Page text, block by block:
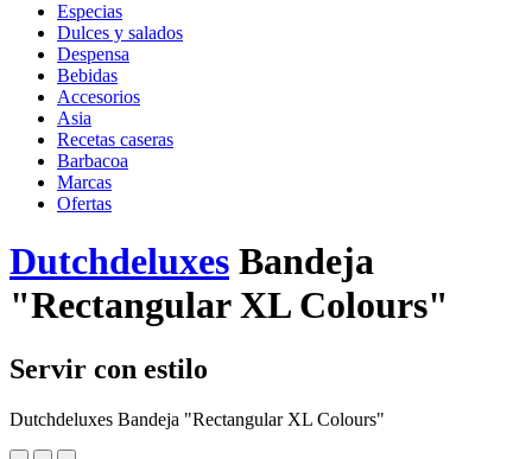
Especias
Dulces y salados
Despensa
Bebidas
Accesorios
Asia
Recetas caseras
Barbacoa
Marcas
Ofertas
Dutchdeluxes Bandeja
"Rectangular XL Colours"
Servir con estilo
Dutchdeluxes Bandeja "Rectangular XL Colours"